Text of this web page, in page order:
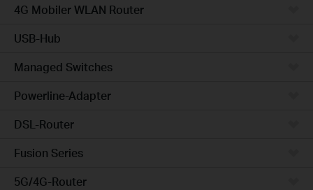
4G Mobiler WLAN Router
USB-Hub
Managed Switches
Powerline-Adapter
DSL-Router
Fusion Series
5G/4G-Router